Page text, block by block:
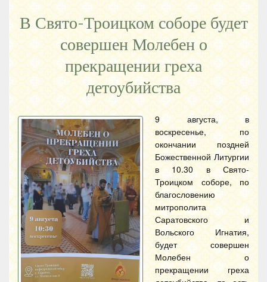
В Свято-Троицком соборе будет
совершен Молебен о
прекращении греха
детоубийства
9 августа, в
воскресенье, по
окончании поздней
Божественной Литургии
в 10.30 в Свято-
Троицком соборе, по
благословению
митрополита
Саратовского и
Вольского Игнатия,
будет совершен
Молебен о
прекращении греха